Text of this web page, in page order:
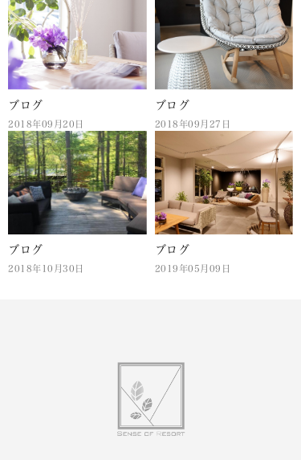
ブログ
2018年09月20日
ブログ
2018年09月27日
ブログ
2018年10月30日
ブログ
2019年05月09日